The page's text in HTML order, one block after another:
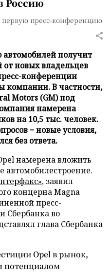
Россию
пресс-конференцию
автомобилей получит
новых владельцев
конференции
компании. В частности,
Motors (GM) под
намерена
на 10,5 тыс. человек.
− новые условия,
без ответа.
намерена вложить
автомобилестроение.
, заявил
концерна Magna
пресс-
Сбербанка во
глава Сбербанка
Opel в рынок,